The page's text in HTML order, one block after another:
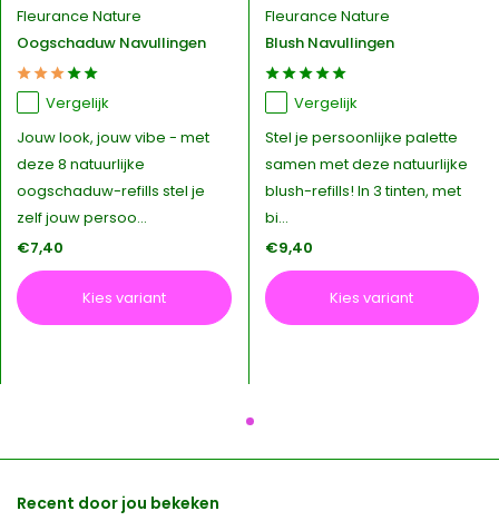
Fleurance Nature
Oogschaduw Navullingen
Vergelijk
Jouw look, jouw vibe - met
deze 8 natuurlijke
oogschaduw-refills stel je
zelf jouw persoo...
€7,40
Kies variant
Fleurance Nature
Blush Navullingen
Vergelijk
Stel je persoonlijke palette
samen met deze natuurlijke
blush-refills! In 3 tinten, met
bi...
€9,40
Kies variant
Recent door jou bekeken